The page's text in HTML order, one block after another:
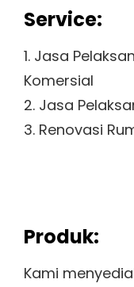
Service:
1. Jasa
Komersial
2. Jasa
3. Renovasi
Produk:
Kami